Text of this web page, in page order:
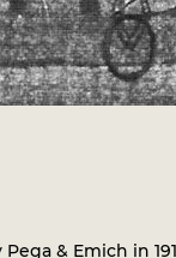
& Emich in